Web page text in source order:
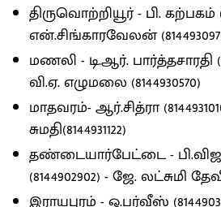
திருவொற்றியூர் - பி. கற்பகம்
என்.சிங்காரவேலன்
மணலி - டி.ஆர். பார்த்தசாரதி
வி.ஏ. எழுமலை (8144930570)
மாதவரம்- ஆர்.சித்ரா
சுமதி(8144931122)
தண்டையார்பேட்டை -
(8144902902) - ஜே. லட்சுமி
இராயபுரம் - ஓ.பர்வீஸ்